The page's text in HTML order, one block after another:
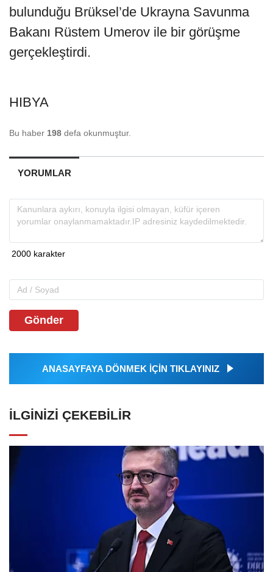
bulunduğu Brüksel’de Ukrayna Savunma
Bakanı Rüstem Umerov ile bir görüşme
gerçekleştirdi.
HIBYA
Bu haber 198 defa okunmuştur.
YORUMLAR
Gönder
ANASAYFAYA DÖNMEK İÇİN TIKLAYINIZ
İLGINIZI ÇEKEBILIR